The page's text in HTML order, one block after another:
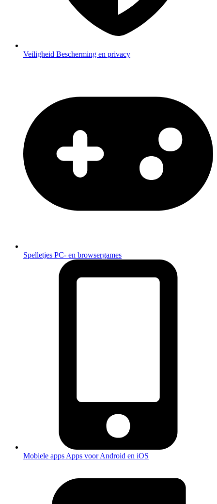
Veiligheid Bescherming en privacy
Spelletjes PC- en browsergames
Mobiele apps Apps voor Android en iOS